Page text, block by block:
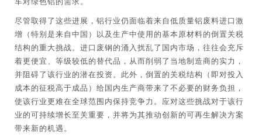
尽管取得了这些进展，铝行业仍面临着来自低质量铝废料进口激
增（特别是来自中国）以及生产中使用的基本原材料的倒置关税
结构的重大挑战。进口废钢的涌入扰乱了国内市场，往往会充斥
着更便宜、等级较低的替代品，从而削弱了当地制造商的实力，
并阻碍了该行业的潜在投资。此外，倒置的关税结构（即对投入
成本的征税高于成品）给国内生产商带来了不必要的财务负担，
使该行业更难在全球范围内保持竞争力。应对这些挑战对于该行
业的可持续增长至关重要，并将为其推动创新的可再生解决方案
带来新的机遇。